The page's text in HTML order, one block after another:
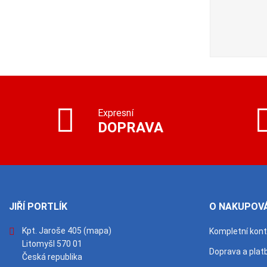
Expresní
DOPRAVA
JIŘÍ PORTLÍK
Kpt. Jaroše 405 (mapa)
Litomyšl 570 01
Česká republika
O
Kompletní
Doprava a